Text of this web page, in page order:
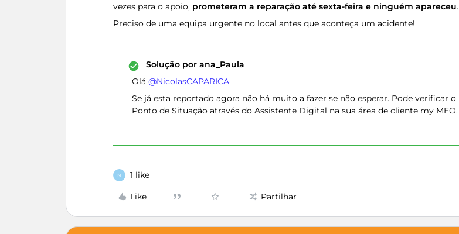
vezes para o apoio, prometeram a reparação até sexta-feira e ninguém apareceu.
Preciso de uma equipa urgente no local antes que aconteça um acidente!
Solução por ana_Paula
Olá ​ @NicolasCAPARICA
Se já esta reportado agora não há muito a fazer se não esperar. Pode verificar o
Ponto de Situação através do Assistente Digital na sua área de cliente my MEO.
N 1 like
Like Partilhar